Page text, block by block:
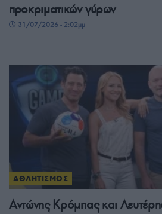
προκριματικών γύρων
31/07/2026 - 2:02μμ
ΑΘΛΗΤΙΣΜΟΣ
Αντώνης Κρόμπας και